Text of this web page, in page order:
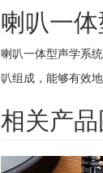
喇叭一体
喇叭一体型声学系
叭组成，能够有效
相关产